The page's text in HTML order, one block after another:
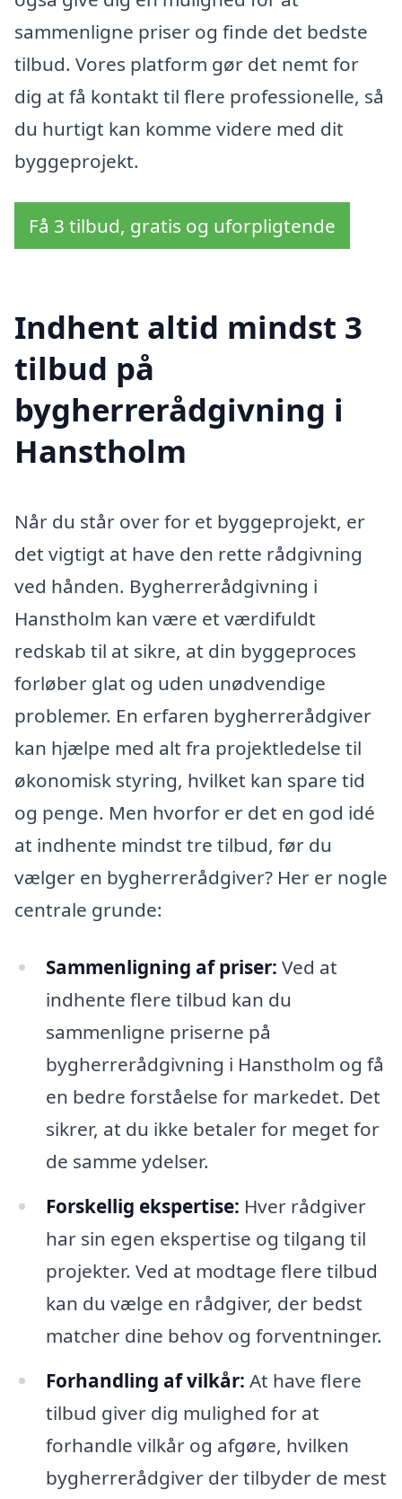
sammenligne priser og finde det bedste
tilbud. Vores platform gør det nemt for
dig at få kontakt til flere professionelle, så
du hurtigt kan komme videre med dit
byggeprojekt.
Få 3 tilbud, gratis og uforpligtende
Indhent altid mindst 3
tilbud på
bygherrerådgivning i
Hanstholm
Når du står over for et byggeprojekt, er
det vigtigt at have den rette rådgivning
ved hånden. Bygherrerådgivning i
Hanstholm kan være et værdifuldt
redskab til at sikre, at din byggeproces
forløber glat og uden unødvendige
problemer. En erfaren bygherrerådgiver
kan hjælpe med alt fra projektledelse til
økonomisk styring, hvilket kan spare tid
og penge. Men hvorfor er det en god idé
at indhente mindst tre tilbud, før du
vælger en bygherrerådgiver? Her er nogle
centrale grunde:
Sammenligning af priser: Ved at
indhente flere tilbud kan du
sammenligne priserne på
bygherrerådgivning i Hanstholm og få
en bedre forståelse for markedet. Det
sikrer, at du ikke betaler for meget for
de samme ydelser.
Forskellig ekspertise: Hver rådgiver
har sin egen ekspertise og tilgang til
projekter. Ved at modtage flere tilbud
kan du vælge en rådgiver, der bedst
matcher dine behov og forventninger.
Forhandling af vilkår: At have flere
tilbud giver dig mulighed for at
forhandle vilkår og afgøre, hvilken
bygherrerådgiver der tilbyder de mest